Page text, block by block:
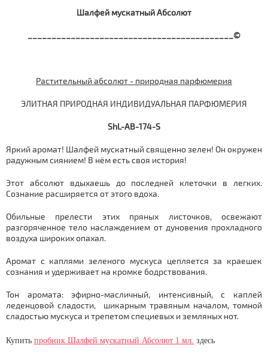
Шалфей мускатный Абсолют
___________________________________________©
Растительный абсолют - природная парфюмерия
ЭЛИТНАЯ ПРИРОДНАЯ ИНДИВИДУАЛЬНАЯ ПАРФЮМЕРИЯ
ShL-AB-174-S
Яркий аромат! Шалфей мускатный священно зелен! Он окружен
радужным сиянием! В нём есть своя история!
Этот абсолют вдыхаешь до последней клеточки в легких.
Сознание расширяется от этого вдоха.
Обильные прелести этих пряных листочков, освежают
разгоряченное тело наслаждением от дуновения прохладного
воздуха широких опахал.
Аромат с каплями зеленого мускуса цепляется за краешек
сознания и удерживает на кромке бодрствования.
Тон аромата: эфирно-масличный, интенсивный, с каплей
леденцовой сладости, шикарным травяным началом, томной
сладостью мускуса и трепетом специевых и земляных нот.
Купить пробник Шалфей мускатный Абсолют 1 мл. здесь